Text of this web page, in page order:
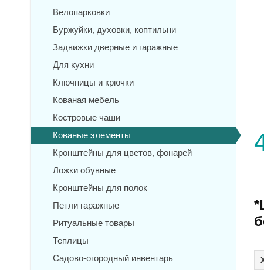
Велопарковки
Буржуйки, духовки, коптильни
Задвижки дверные и гаражные
Для кухни
Ключницы и крючки
Кованая мебель
Костровые чаши
Кованые элементы
Кронштейны для цветов, фонарей
Ложки обувные
Кронштейны для полок
Петли гаражные
Ритуальные товары
Теплицы
Садово-огородный инвентарь